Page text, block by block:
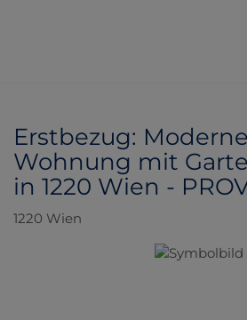
Erstbezug:
Wohnung mit
in 1220 Wien -
1220 Wien